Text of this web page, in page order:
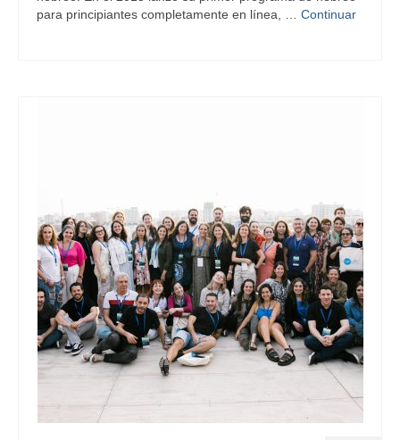
para principiantes completamente en línea, … Continuar